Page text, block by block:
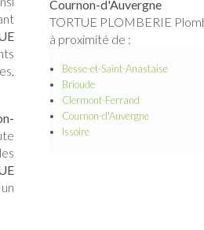
Cournon-d'Auvergne
TORTUE PLOMBERIE
à proximité de :
Besse-et-Saint-Anastaise
Brioude
Clermont-Ferrand
Cournon-d'Auvergne
Issoire